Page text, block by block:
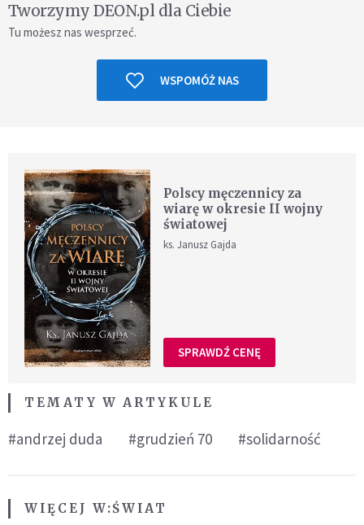
Tworzymy DEON.pl dla Ciebie
Tu możesz nas wesprzeć.
WSPOMÓŻ NAS
Polscy męczennicy za
wiarę w okresie II wojny
światowej
ks. Janusz Gajda
SPRAWDŹ CENĘ
TEMATY W ARTYKULE
#andrzej duda #grudzień 70 #solidarność
WIĘCEJ W:ŚWIAT